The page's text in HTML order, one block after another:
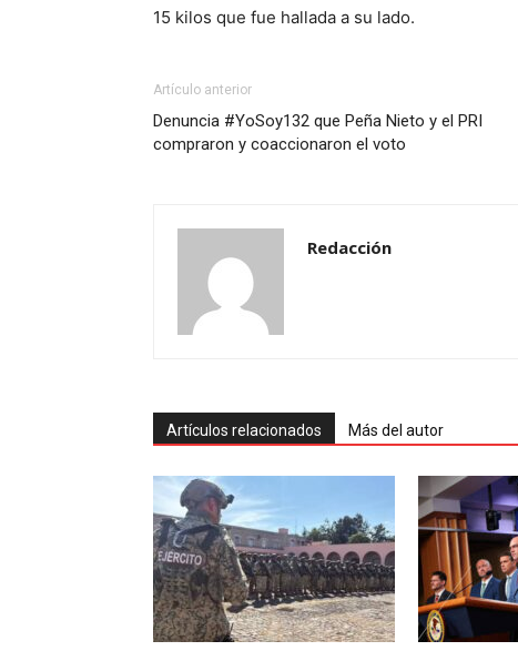
15 kilos que fue hallada a su lado.
Artículo anterior
Denuncia #YoSoy132 que Peña Nieto y el PRI
compraron y coaccionaron el voto
Redacción
Artículos relacionados Más del autor